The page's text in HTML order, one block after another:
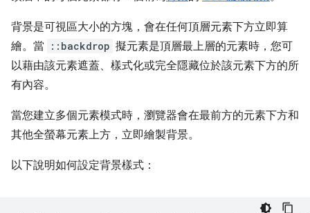
背景是可視區大小的方塊，會在任何頂層元素下方立即算
繪。當
::backdrop 擬元素是頂層最上層的元素時，您可
以藉由該元素遮蓋、樣式化或完全隱藏位於該元素下方的所
有內容。
當您建立多個元素模式時，瀏覽器會在最前方的元素下方和
其他全螢幕元素上方，立即繪製背景。
以下說明如何設定背景樣式：